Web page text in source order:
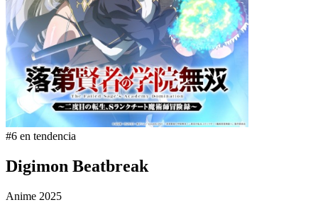
#6 en tendencia
Digimon Beatbreak
Anime 2025